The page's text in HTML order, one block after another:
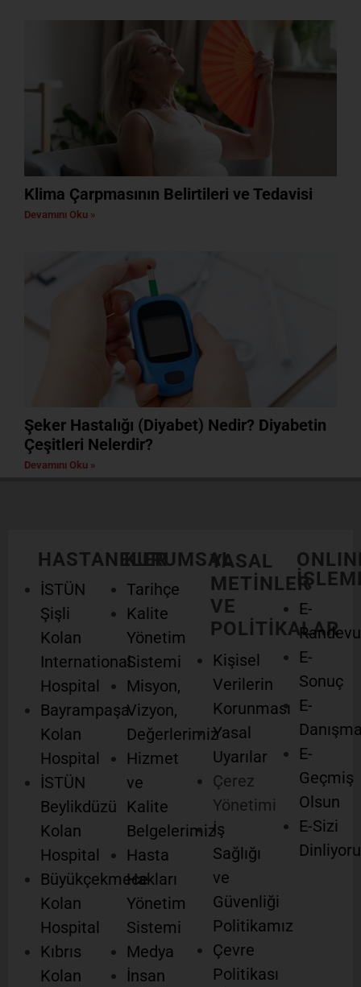
Klima Çarpmasının Belirtileri ve Tedavisi
Devamını Oku »
Şeker Hastalığı (Diyabet) Nedir? Diyabetin
Çeşitleri Nelerdir?
Devamını Oku »
HASTANELER
İSTÜN
Şişli
Kolan
International
Hospital
Bayrampaşa
Kolan
Hospital
İSTÜN
Beylikdüzü
Kolan
Hospital
Büyükçekmece
Kolan
Hospital
Kıbrıs
Kolan
KURUMSAL
Tarihçe
Kalite
Yönetim
Sistemi
Misyon,
Vizyon,
Değerlerimiz
Hizmet
ve
Kalite
Belgelerimiz
Hasta
Hakları
Yönetim
Sistemi
Medya
İnsan
YASAL
METİNLER
VE
POLİTİKALAR
Kişisel
Verilerin
Korunması
Yasal
Uyarılar
Çerez
Yönetimi
İş
Sağlığı
ve
Güvenliği
Politikamız
Çevre
Politikası
E-
Randevu
E-
Sonuç
E-
E-
Geçmiş
Olsun
E-Sizi